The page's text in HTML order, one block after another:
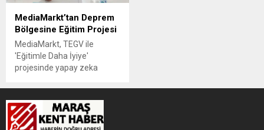
MediaMarkt’tan Deprem
Bölgesine Eğitim Projesi
MediaMarkt, TEGV ile
'Eğitimle Daha İyiye'
projesinde yapay zeka